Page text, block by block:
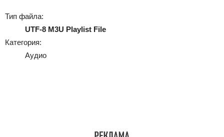
Тип файла:
UTF-8 M3U Playlist File
Категория:
Аудио